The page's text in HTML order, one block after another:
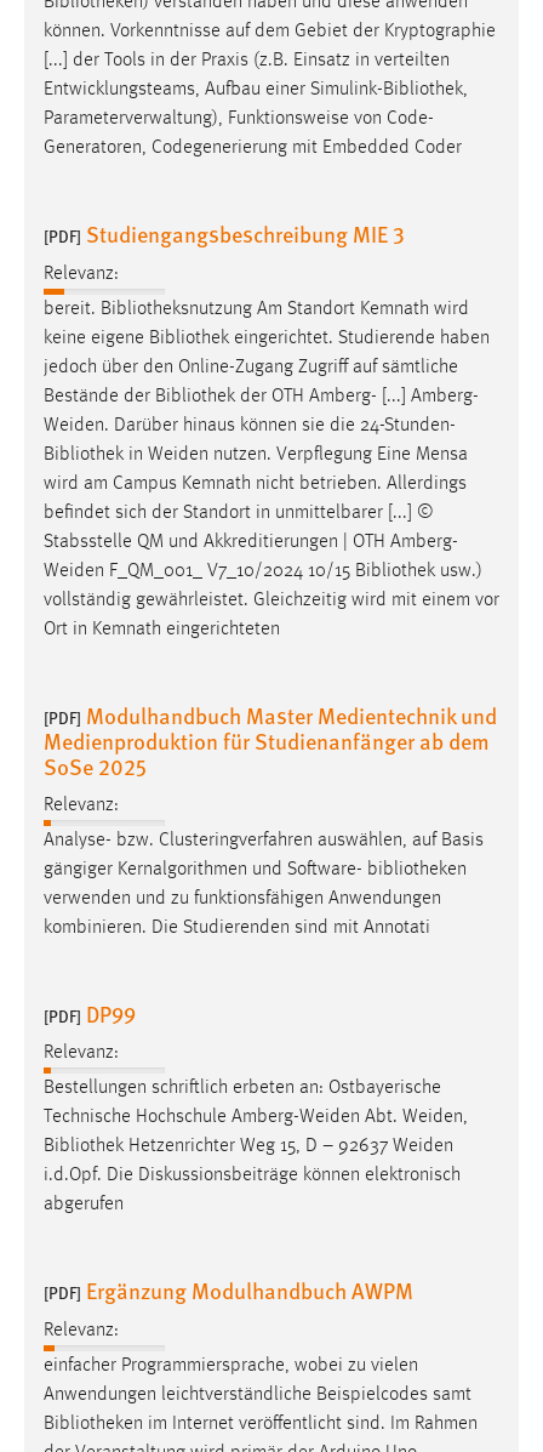
können. Vorkenntnisse auf dem Gebiet der Kryptographie
[...] der Tools in der Praxis (z.B. Einsatz in verteilten
Entwicklungsteams, Aufbau einer Simulink-Bibliothek,
Parameterverwaltung), Funktionsweise von Code-
Generatoren, Codegenerierung mit Embedded Coder
[PDF] Studiengangsbeschreibung MIE 3
Relevanz:
bereit. Bibliotheksnutzung Am Standort Kemnath wird
keine eigene Bibliothek eingerichtet. Studierende haben
jedoch über den Online-Zugang Zugriff auf sämtliche
Bestände der Bibliothek der OTH Amberg- [...] Amberg-
Weiden. Darüber hinaus können sie die 24-Stunden-
Bibliothek in Weiden nutzen. Verpflegung Eine Mensa
wird am Campus Kemnath nicht betrieben. Allerdings
befindet sich der Standort in unmittelbarer [...] ©
Stabsstelle QM und Akkreditierungen | OTH Amberg-
Weiden F_QM_001_ V7_10/2024 10/15 Bibliothek usw.)
vollständig gewährleistet. Gleichzeitig wird mit einem vor
Ort in Kemnath eingerichteten
[PDF] Modulhandbuch Master Medientechnik und
Medienproduktion für Studienanfänger ab dem
SoSe 2025
Relevanz:
Analyse- bzw. Clusteringverfahren auswählen, auf Basis
gängiger Kernalgorithmen und Software- bibliotheken
verwenden und zu funktionsfähigen Anwendungen
kombinieren. Die Studierenden sind mit Annotati
[PDF] DP99
Relevanz:
Bestellungen schriftlich erbeten an: Ostbayerische
Technische Hochschule Amberg-Weiden Abt. Weiden,
Bibliothek Hetzenrichter Weg 15, D – 92637 Weiden
i.d.Opf. Die Diskussionsbeiträge können elektronisch
abgerufen
[PDF] Ergänzung Modulhandbuch AWPM
Relevanz:
einfacher Programmiersprache, wobei zu vielen
Anwendungen leichtverständliche Beispielcodes samt
Bibliotheken im Internet veröffentlicht sind. Im Rahmen